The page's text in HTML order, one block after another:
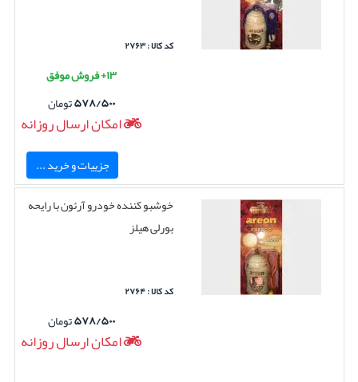
کد کالا : ۲۷۶۳
۱۳+ فروش موفق
۵۷۸/۵۰۰تومان
امکان ارسال روزانه
جزییات و خرید ...
خوشبو کننده خودرو آرئون با رایحه
بورلی هیلز
کد کالا : ۲۷۶۴
۵۷۸/۵۰۰تومان
امکان ارسال روزانه